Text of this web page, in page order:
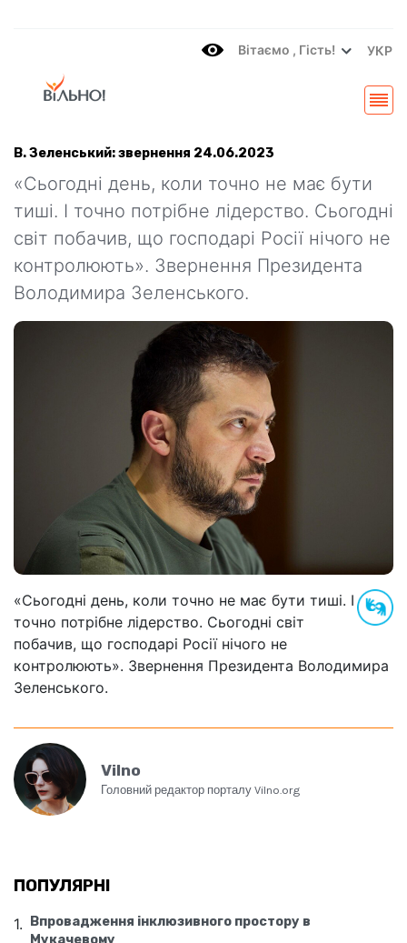
Вітаємo , Гість! УКР
В. Зеленський: звернення 24.06.2023
«Сьогодні день, коли точно не має бути
тиші. І точно потрібне лідерство. Сьогодні
світ побачив, що господарі Росії нічого не
контролюють». Звернення Президента
Володимира Зеленського.
«Сьогодні день, коли точно не має бути тиші. І
точно потрібне лідерство. Сьогодні світ
побачив, що господарі Росії нічого не
контролюють». Звернення Президента Володимира
Зеленського.
Vilno
Головний редактор порталу Vilno.org
ПОПУЛЯРНІ
Впровадження інклюзивного простору в
Мукачевому